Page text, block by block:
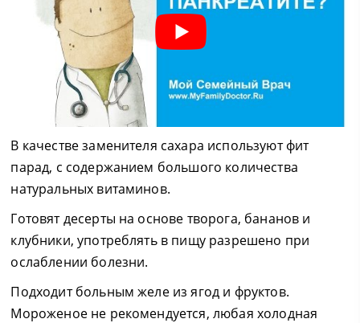
В качестве заменителя сахара используют фит
парад, с содержанием большого количества
натуральных витаминов.
Готовят десерты на основе творога, бананов и
клубники, употреблять в пищу разрешено при
ослаблении болезни.
Подходит больным желе из ягод и фруктов.
Мороженое не рекомендуется, любая холодная